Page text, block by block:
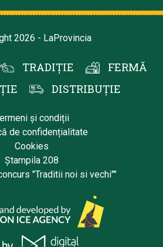
2026 - LaProvincia
TRADIȚIE
FERMĂ
DISTRIBUȚIE
și condiții
de confidențialitate
Cookies
Ștampila 208
"Traditii noi si vechi""